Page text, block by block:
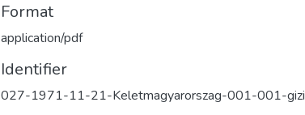
Format
application/pdf
Identifier
027-1971-11-21-Keletmagyarorszag-001-001-gizi